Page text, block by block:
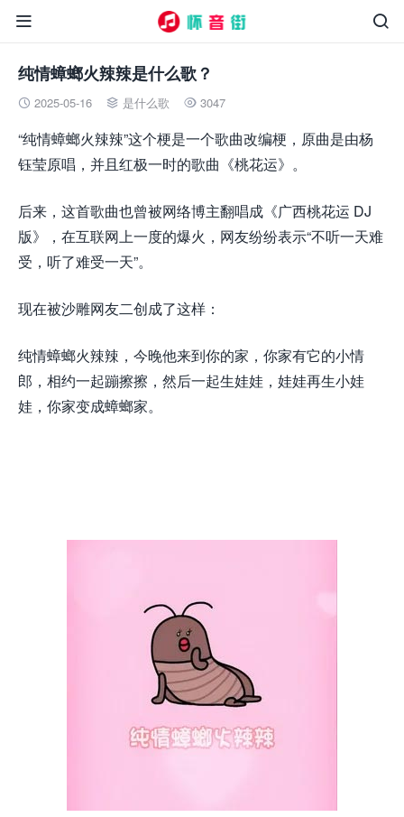


纯情蟑螂火辣辣是什么歌？
 2025-05-16  是什么歌  3047
“纯情蟑螂火辣辣”这个梗是一个歌曲改编梗，原曲是由杨
钰莹原唱，并且红极一时的歌曲《桃花运》。
后来，这首歌曲也曾被网络博主翻唱成《广西桃花运 DJ
版》，在互联网上一度的爆火，网友纷纷表示“不听一天难
受，听了难受一天”。
现在被沙雕网友二创成了这样：
纯情蟑螂火辣辣，今晚他来到你的家，你家有它的小情
郎，相约一起蹦擦擦，然后一起生娃娃，娃娃再生小娃
娃，你家变成蟑螂家。